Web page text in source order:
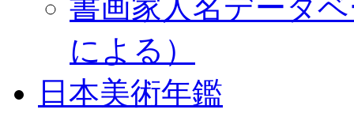
書画家人名データ
による）
日本美術年鑑